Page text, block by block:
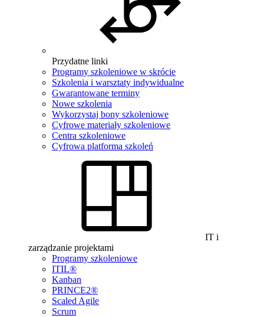
Przydatne linki
Programy szkoleniowe w skrócie
Szkolenia i warsztaty indywidualne
Gwarantowane terminy
Nowe szkolenia
Wykorzystaj bony szkoleniowe
Cyfrowe materiały szkoleniowe
Centra szkoleniowe
Cyfrowa platforma szkoleń
IT i
zarządzanie projektami
Programy szkoleniowe
ITIL®
Kanban
PRINCE2®
Scaled Agile
Scrum